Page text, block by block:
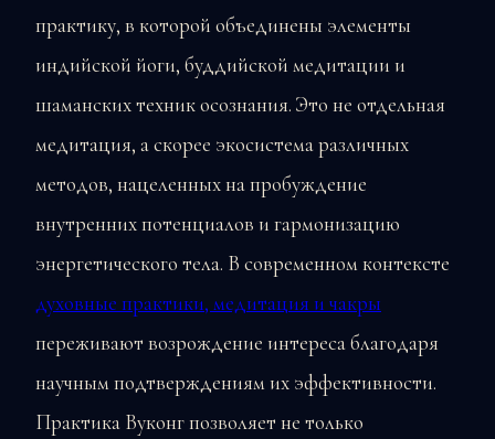
практику, в которой объединены элементы
индийской йоги, буддийской медитации и
шаманских техник осознания. Это не отдельная
медитация, а скорее экосистема различных
методов, нацеленных на пробуждение
внутренних потенциалов и гармонизацию
энергетического тела. В современном контексте
духовные практики, медитация и чакры
переживают возрождение интереса благодаря
научным подтверждениям их эффективности.
Практика Вуконг позволяет не только